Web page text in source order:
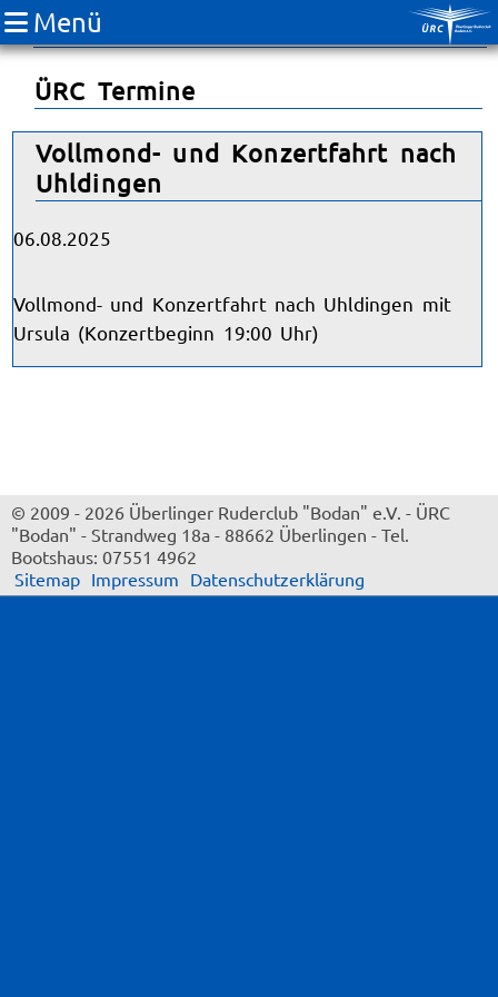
Menü
Breitensport
ÜRC Termine
Vollmond- und Konzertfahrt nach
Uhldingen
06.08.2025
Vollmond- und Konzertfahrt nach Uhldingen mit
Ursula (Konzertbeginn 19:00 Uhr)
© 2009 - 2026 Überlinger Ruderclub "Bodan" e.V. - ÜRC
"Bodan" - Strandweg 18a - 88662 Überlingen - Tel.
Bootshaus: 07551 4962
Sitemap Impressum Datenschutzerklärung